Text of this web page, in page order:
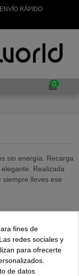
RÁPIDO
0
sin energía. Recarga
Realizada
lleves ese
fines de
redes sociales y
para ofrecerte
de datos